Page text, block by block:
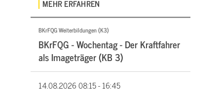
MEHR ERFAHREN
BKrFQG Weiterbildungen (K3)
BKrFQG - Wochentag - Der Kraftfahrer
als Imageträger (KB 3)
14.08.202608:15 - 16:45